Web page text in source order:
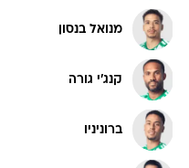
מנואל בנסון
קנג'י גורה
ברוניניו